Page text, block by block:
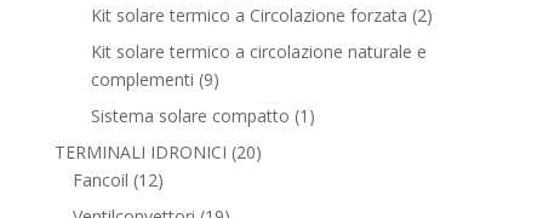
prodotti
Kit solare termico a Circolazione forzata 22
Kit solare termico a circolazione naturale e
complementi 99
prodotti
Sistema solare compatto 1 1
TERMINALI IDRONICI 2020
Fancoil 1212
prodotti